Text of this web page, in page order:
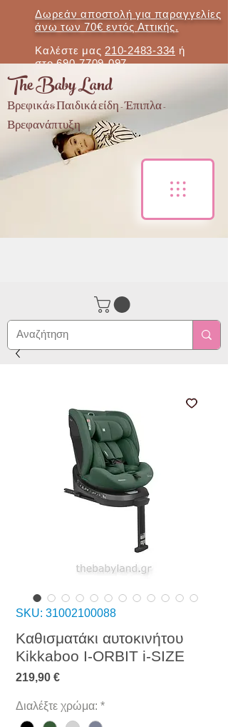
Δωρεάν αποστολή για παραγγελίες
άνω των 70€ εντός Αττικής.
Καλέστε μας 210-2483-334 ή
στο690-7709-097
The Baby Land
Βρεφικά & Παιδικά είδη - Έπιπλα -
Βρεφανάπτυξη
SKU: 31002100088
Καθισματάκι αυτοκινήτου
Kikkaboo I-ORBIT i-SIZE
219,90 €Τιμή
Διαλέξτε χρώμα: *